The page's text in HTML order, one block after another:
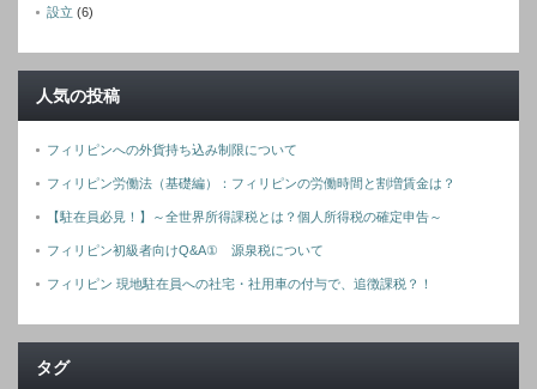
設立 (6)
人気の投稿
フィリピンへの外貨持ち込み制限について
フィリピン労働法（基礎編）：フィリピンの労働時間と割増賃金は？
【駐在員必見！】～全世界所得課税とは？個人所得税の確定申告～
フィリピン初級者向けQ&A① 源泉税について
フィリピン 現地駐在員への社宅・社用車の付与で、追徴課税？！
タグ